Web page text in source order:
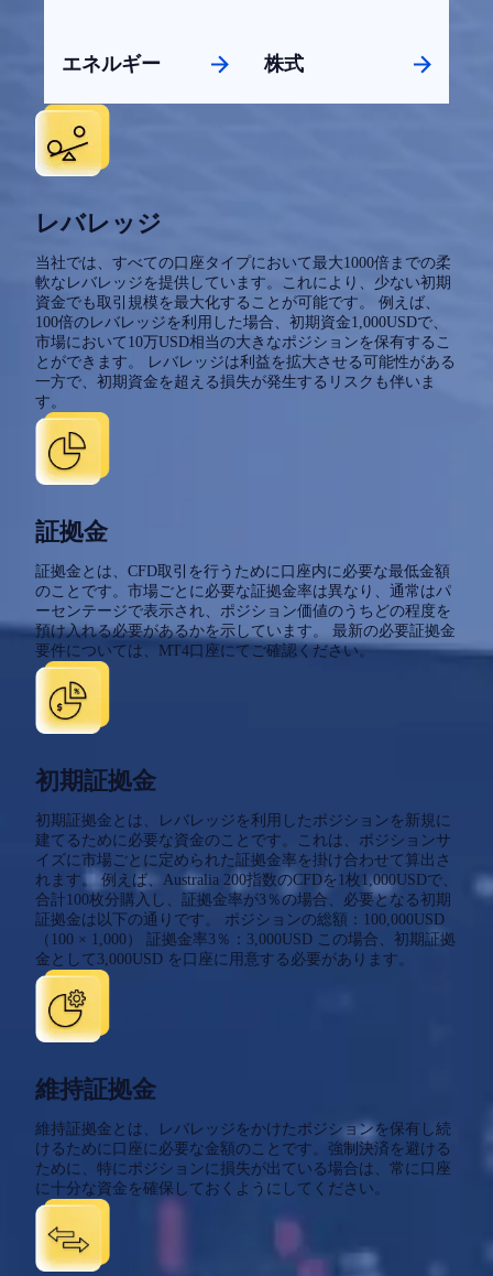
エネルギー 株式
レバレッジ
当社では、すべての口座タイプにおいて最大1000倍までの柔
軟なレバレッジを提供しています。これにより、少ない初期
資金でも取引規模を最大化することが可能です。 例えば、
100倍のレバレッジを利用した場合、初期資金1,000USDで、
市場において10万USD相当の大きなポジションを保有するこ
とができます。 レバレッジは利益を拡大させる可能性がある
一方で、初期資金を超える損失が発生するリスクも伴いま
す。
証拠金
証拠金とは、CFD取引を行うために口座内に必要な最低金額
のことです。市場ごとに必要な証拠金率は異なり、通常はパ
ーセンテージで表示され、ポジション価値のうちどの程度を
預け入れる必要があるかを示しています。 最新の必要証拠金
要件については、MT4口座にてご確認ください。
初期証拠金
初期証拠金とは、レバレッジを利用したポジションを新規に
建てるために必要な資金のことです。これは、ポジションサ
イズに市場ごとに定められた証拠金率を掛け合わせて算出さ
れます。 例えば、Australia 200指数のCFDを1枚1,000USDで、
合計100枚分購入し、証拠金率が3％の場合、必要となる初期
証拠金は以下の通りです。 ポジションの総額：100,000USD
（100 × 1,000） 証拠金率3％：3,000USD この場合、初期証拠
金として3,000USD を口座に用意する必要があります。
維持証拠金
維持証拠金とは、レバレッジをかけたポジションを保有し続
けるために口座に必要な金額のことです。強制決済を避ける
ために、特にポジションに損失が出ている場合は、常に口座
に十分な資金を確保しておくようにしてください。